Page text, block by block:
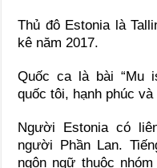
Thủ đô Estonia là
kê năm 2017.
Quốc ca là bài “Mu
quốc tôi, hạnh phúc
Người Estonia có
người Phần Lan.
ngôn ngữ thuộc